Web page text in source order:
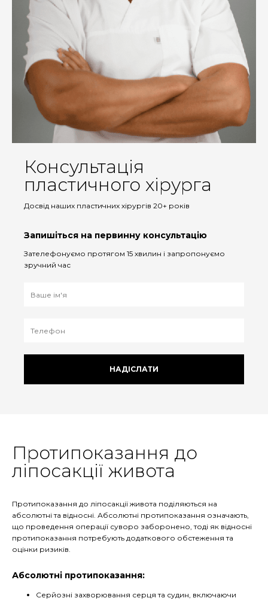
Консультація
пластичного хірурга
Досвід наших пластичних хірургів 20+ років
Запишіться на первинну консультацію
Зателефонуємо протягом 15 хвилин і запропонуємо
зручний час
НАДІСЛАТИ
Протипоказання до
ліпосакції живота
Протипоказання до ліпосакції живота поділяються на
абсолютні та відносні. Абсолютні протипоказання означають,
що проведення операції суворо заборонено, тоді як відносні
протипоказання потребують додаткового обстеження та
оцінки ризиків.
Абсолютні протипоказання:
Серйозні захворювання серця та судин, включаючи